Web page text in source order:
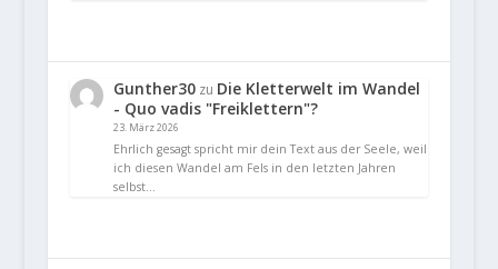
Gunther30zu Die Kletterwelt im Wandel
- Quo vadis "Freiklettern"?
23. März 2026
Ehrlich gesagt spricht mir dein Text aus der Seele, weil
ich diesen Wandel am Fels in den letzten Jahren
selbst…